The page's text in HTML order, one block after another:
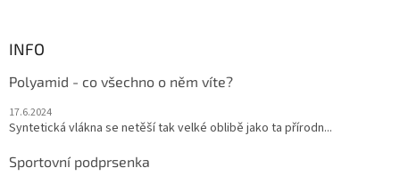
INFO
Polyamid - co všechno o něm víte?
17.6.2024
Syntetická vlákna se netěší tak velké oblibě jako ta přírodn...
Sportovní podprsenka